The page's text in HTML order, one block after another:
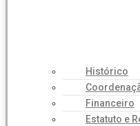
Histórico
Financeiro
Estatuto e